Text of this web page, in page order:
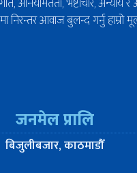
निरन्तर आवाज बुलन्द गर्नु हाम्रो
जनमेल प्रालि
बिजुलीबजार, काठमाडौँ